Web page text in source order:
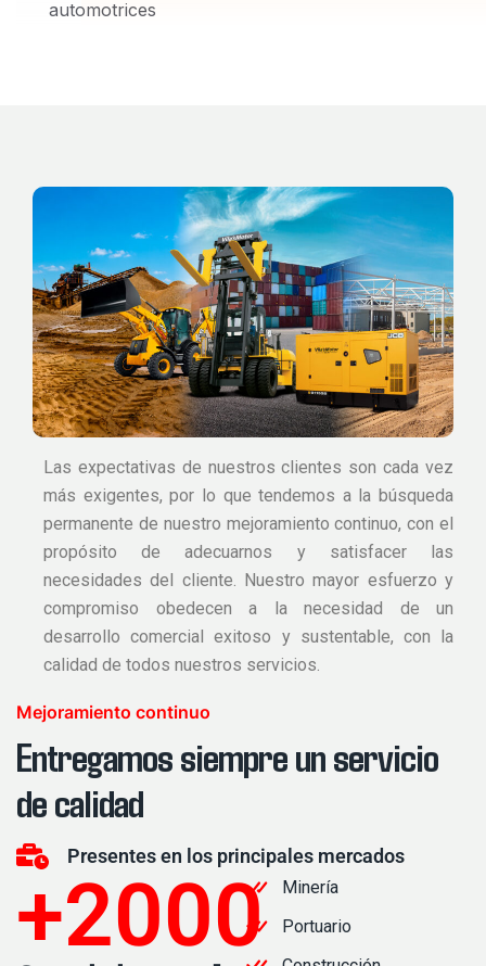
automotrices
Las expectativas de nuestros clientes son cada vez
más exigentes, por lo que tendemos a la búsqueda
permanente de nuestro mejoramiento continuo, con el
propósito de adecuarnos y satisfacer las
necesidades del cliente. Nuestro mayor esfuerzo y
compromiso obedecen a la necesidad de un
desarrollo comercial exitoso y sustentable, con la
calidad de todos nuestros servicios.
Mejoramiento continuo
Entregamos siempre un servicio
de calidad
Presentes en los principales mercados
+2000
Minería
Portuario